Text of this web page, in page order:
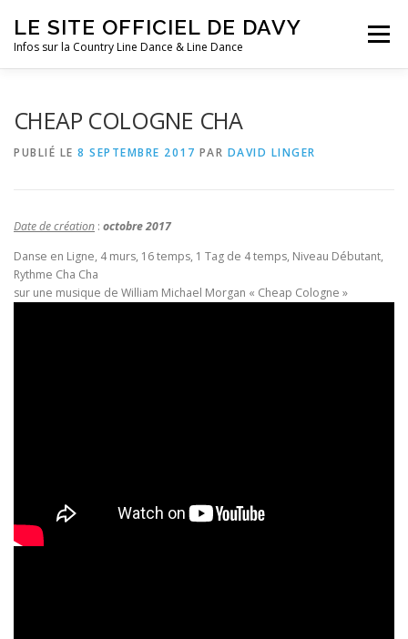
contenu
LE SITE OFFICIEL DE DAVY
Infos sur la Country Line Dance & Line Dance
Menu
CHEAP COLOGNE CHA
PUBLIÉ LE 8 SEPTEMBRE 2017 PAR DAVID LINGER
Date de création : octobre 2017
Danse en Ligne, 4 murs, 16 temps, 1 Tag de 4 temps, Niveau Débutant,
Rythme Cha Cha
sur une musique de William Michael Morgan « Cheap Cologne »